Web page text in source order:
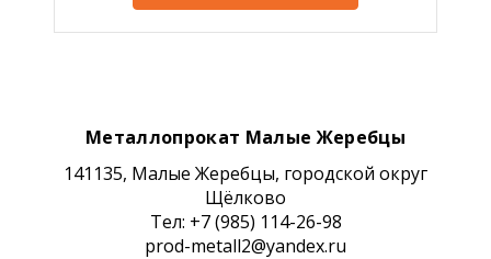
Металлопрокат Малые Жеребцы
141135, Малые Жеребцы, городской округ
Щёлково
Тел: +7 (985) 114-26-98
prod-metall2@yandex.ru